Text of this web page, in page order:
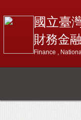
國立臺
財務金
Finance ,